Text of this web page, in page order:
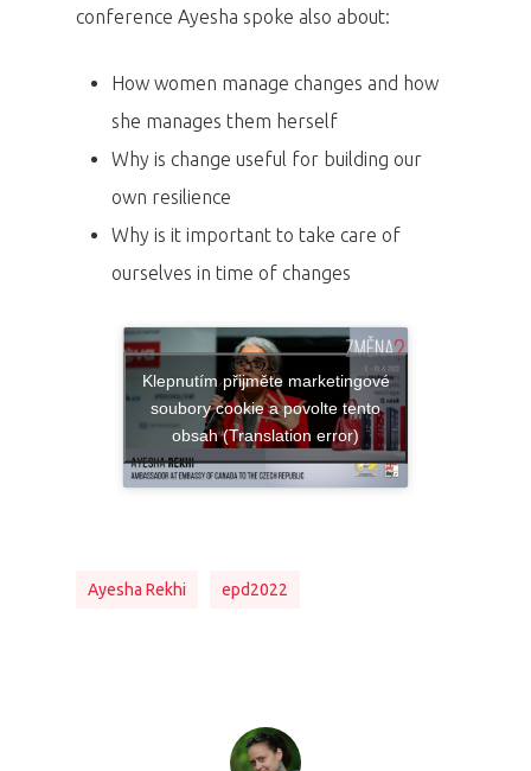
conference Ayesha spoke also about:
How women manage changes and how
she manages them herself
Why is change useful for building our
own resilience
Why is it important to take care of
ourselves in time of changes
Klepnutím přijměte marketingové
soubory cookie a povolte tento
obsah (Translation error)
Ayesha Rekhi epd2022